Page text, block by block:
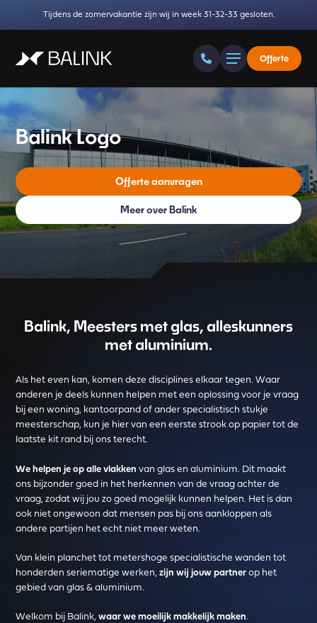
Tijdens de zomervakantie zijn wij in week 31-32-33 gesloten.
Offerte
Balink Logo
Offerte aanvragen
Meer over Balink
Balink, Meesters met glas, alleskunners
met aluminium.
Als het even kan, komen deze disciplines elkaar tegen. Waar
anderen je deels kunnen helpen met een oplossing voor je vraag
bij een woning, kantoorpand of ander specialistisch stukje
meesterschap, kun je hier van een eerste strook op papier tot de
laatste kit rand bij ons terecht.
We helpen je op alle vlakken van glas en aluminium. Dit maakt
ons bijzonder goed in het herkennen van de vraag achter de
vraag, zodat wij jou zo goed mogelijk kunnen helpen. Het is dan
ook niet ongewoon dat mensen pas bij ons aankloppen als
andere partijen het echt niet meer weten.
Van klein planchet tot metershoge specialistische wanden tot
honderden seriematige werken,zijn wij jouw partner op het
gebied van glas & aluminium.
Welkom bij Balink,waar we moeilijk makkelijk maken.